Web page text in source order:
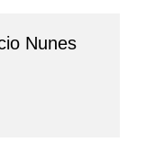
Nunes